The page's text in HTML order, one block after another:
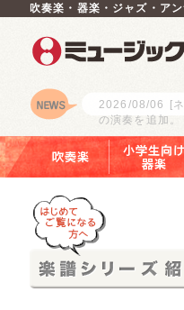
吹奏楽・器楽・ジャズ・ア
ロゴ
2026/08/06
[
の演奏を追加。